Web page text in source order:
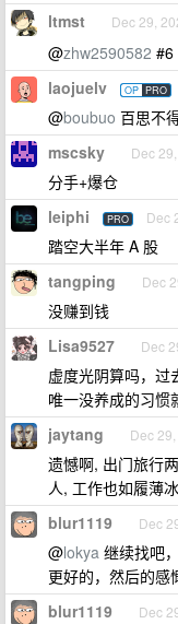
ltmst Dec 29,
@zhw2590582 #6
laojuelv OP PRO
@boubuo 百思不
mscsky Dec
分手+爆仓
leiphi PRO Dec
踏空大半年 A 股
tangping Dec
没赚到钱
Lisa9527 Dec
虚度光阴算吗，过
唯一没养成的习惯
jaytang Dec
遗憾啊, 出门旅行
人, 工作也如履薄
blur1119 Dec
@lokya 继续找吧
更好的，然后的感
blur1119 Dec